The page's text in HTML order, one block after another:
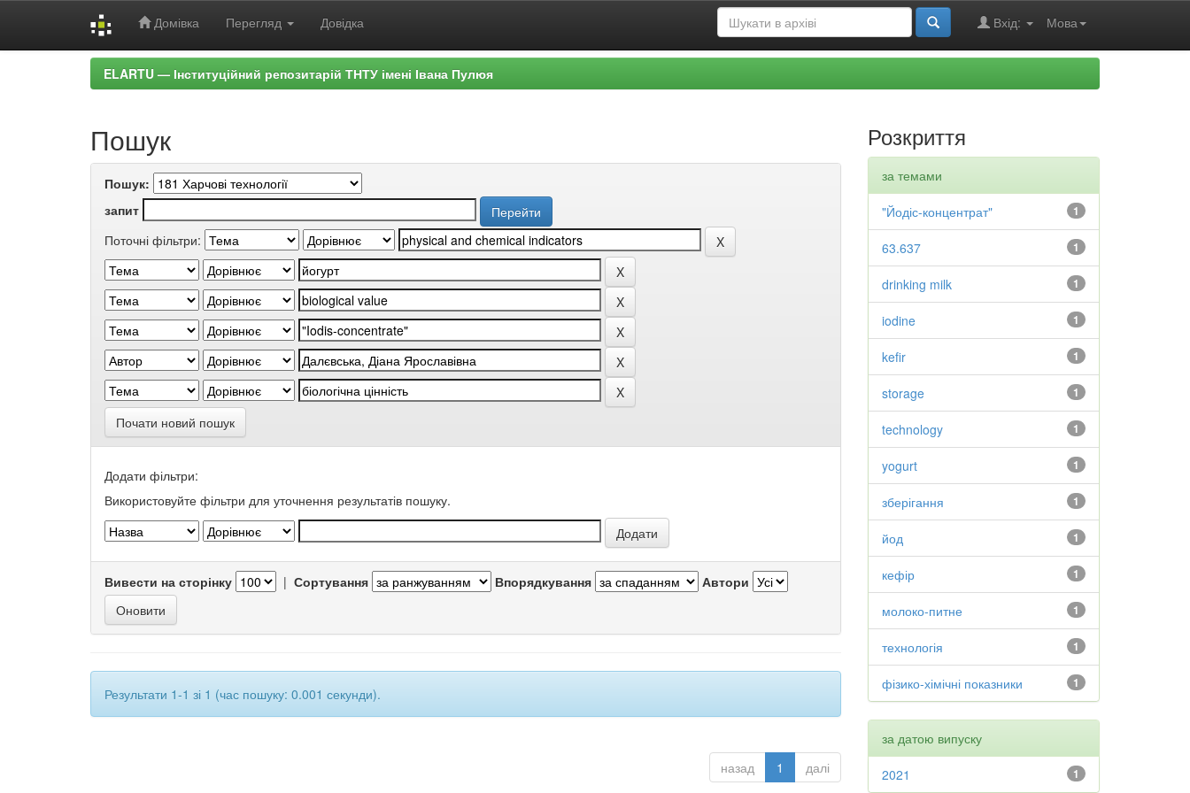
Домівка Перегляд Довідка Мова
Вхід:
ELARTU — Інституційний репозитарій ТНТУ імені Івана Пулюя
Пошук
Пошук:
запит
Поточні фільтри:
Почати новий пошук
Додати фільтри:
Використовуйте фільтри для уточнення результатів пошуку.
Вивести на сторінку | Сортування Впорядкування Автори
Результати 1-1 зі 1 (час пошуку: 0.001 секунди).
назад 1 далі
Розкриття
за темами
1
"Йодіс-концентрат"
1
63.637
1
drinking milk
1
iodine
1
kefir
1
storage
1
technology
1
yogurt
1
зберігання
1
йод
1
кефір
1
молоко-питне
1
технологія
1
фізико-хімічні показники
за датою випуску
1
2021